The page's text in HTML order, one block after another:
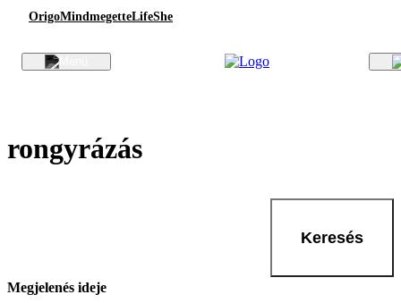
OrigoMindmegetteLifeShe
rongyrázás
Keresés
Megjelenés ideje